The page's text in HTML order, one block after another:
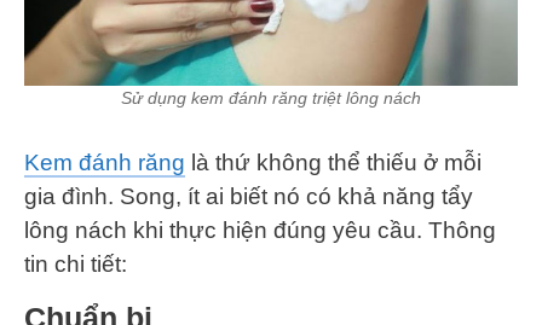
Sử dụng kem đánh răng triệt lông nách
Kem đánh răng là thứ không thể thiếu ở mỗi
gia đình. Song, ít ai biết nó có khả năng tẩy
lông nách khi thực hiện đúng yêu cầu. Thông
tin chi tiết:
Chuẩn bị